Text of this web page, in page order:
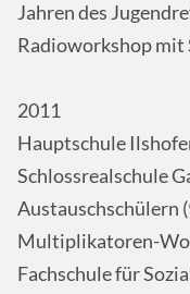
Jahren des
Radioworkshop
2011
Hauptschule
Schlossrealschule
Austauschschülern
Multiplikatoren-
Fachschule für